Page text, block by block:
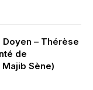
– Thérèse
de
Sène)